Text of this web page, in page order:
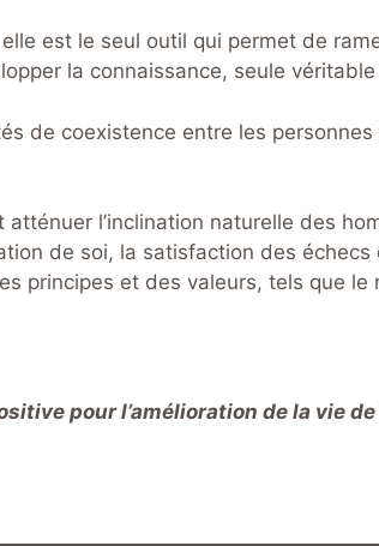
est le seul outil qui permet de
la connaissance, seule véritable
de coexistence entre les
l’inclination naturelle des
de soi, la satisfaction des
principes et des valeurs, tels que
pour l’amélioration de la vie